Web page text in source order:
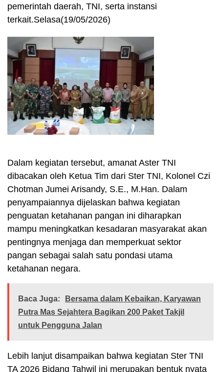
pemerintah daerah, TNI, serta instansi
terkait.Selasa(19/05/2026)
Dalam kegiatan tersebut, amanat Aster TNI
dibacakan oleh Ketua Tim dari Ster TNI, Kolonel Czi
Chotman Jumei Arisandy, S.E., M.Han. Dalam
penyampaiannya dijelaskan bahwa kegiatan
penguatan ketahanan pangan ini diharapkan
mampu meningkatkan kesadaran masyarakat akan
pentingnya menjaga dan memperkuat sektor
pangan sebagai salah satu pondasi utama
ketahanan negara.
Baca Juga:
Bersama dalam Kebaikan, Karyawan
Putra Mas Sejahtera Bagikan 200 Paket Takjil
untuk Pengguna Jalan
Lebih lanjut disampaikan bahwa kegiatan Ster TNI
TA 2026 Bidang Tahwil ini merupakan bentuk nyata